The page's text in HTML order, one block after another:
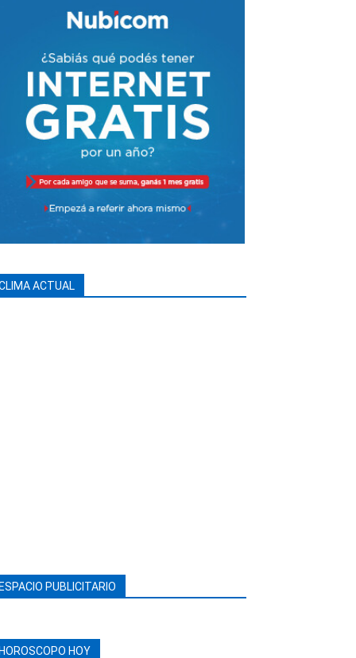
ACTUAL
ESPACIO PUBLICITARIO
HOROSCOPO HOY